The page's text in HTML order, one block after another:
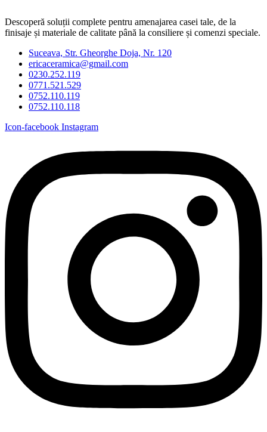
Descoperă soluții complete pentru amenajarea casei tale, de la
finisaje și materiale de calitate până la consiliere și comenzi speciale.
Suceava, Str. Gheorghe Doja, Nr. 120
ericaceramica@gmail.com
0230.252.119
0771.521.529
0752.110.119
0752.110.118
Icon-facebook Instagram